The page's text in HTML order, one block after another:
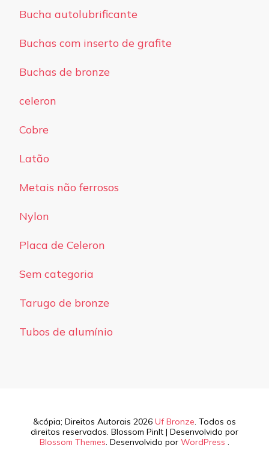
Bucha autolubrificante
Buchas com inserto de grafite
Buchas de bronze
celeron
Cobre
Latão
Metais não ferrosos
Nylon
Placa de Celeron
Sem categoria
Tarugo de bronze
Tubos de alumínio
&cópia; Direitos Autorais 2026 Uf Bronze. Todos os
direitos reservados. Blossom PinIt | Desenvolvido por
Blossom Themes. Desenvolvido por WordPress .